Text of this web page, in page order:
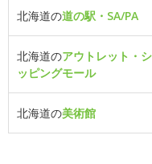
北海道の道の駅・SA/PA
北海道のアウトレット・
ッピングモール
北海道の美術館